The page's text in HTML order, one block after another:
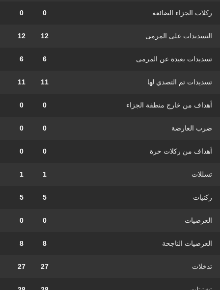
ركلات الجزاء الضائعة 0
0
التسديدات على المرمى 12
12
تسديدات بعيدة عن المرمى 6
6
تسديدات تم التصدي لها 11
11
أهداف من خارج منطقة الجزاء 0
0
ضرب العارضة 0
0
أهداف من ركلات حرة 0
0
تسللات 1
1
ركنيات 5
5
العرضيات 0
0
العرضيات الناجحة 8
8
تدخلات 27
27